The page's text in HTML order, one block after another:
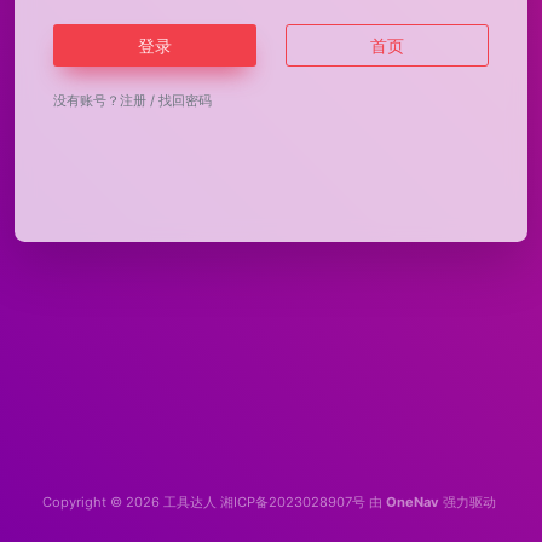
登录 首页
没有账号？ 注册 / 找回密码
Copyright © 2026 工具达人 湘ICP备2023028907号 由 OneNav 强力驱动